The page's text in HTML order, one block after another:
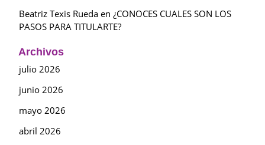
Beatriz Texis Rueda en ¿CONOCES CUALES SON LOS
PASOS PARA TITULARTE?
Archivos
julio 2026
junio 2026
mayo 2026
abril 2026